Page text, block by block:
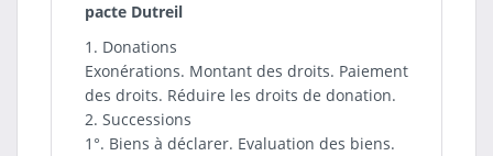
pacte Dutreil
1. Donations
Exonérations. Montant des droits. Paiement
des droits. Réduire les droits de donation.
2. Successions
1°. Biens à déclarer. Evaluation des biens.